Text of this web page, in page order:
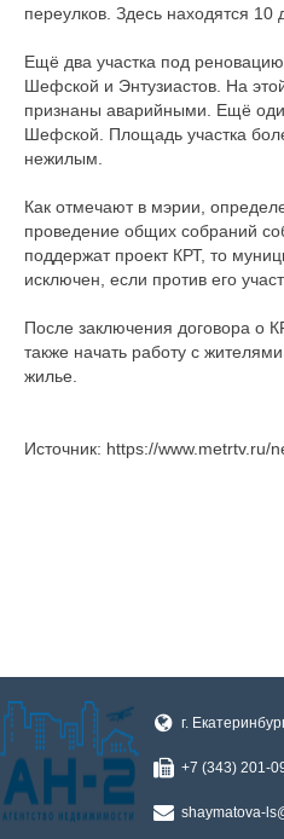
переулков. Здесь находятся
Ещё два участка под
Шефской и Энтузиастов. На
признаны аварийными. Ещё
Шефской. Площадь участка
нежилым.
Как отмечают в мэрии,
проведение общих собраний
поддержат проект КРТ, то
исключен, если против его
После заключения договора о
также начать работу с
жилье.
Источник: https://www.metrtv.ru/
г.
+7 (343) 201-
shaymatova-